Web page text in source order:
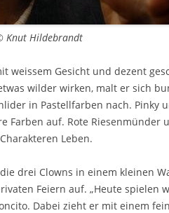
Knut Hildebrandt
weissem Gesicht und dezent
wilder wirken, malt er sich
in Pastellfarben nach. Pinky
Farben auf. Rote Riesenmünder
Leben.
drei Clowns in einem kleinen
Feiern auf. „Heute spielen
Dabei zieht er mit einem